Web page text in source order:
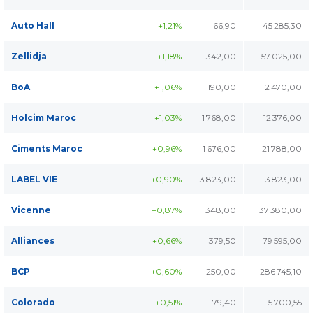
Auto Hall +1,21% 66,90 45 285,30
Zellidja +1,18% 342,00 57 025,00
BoA +1,06% 190,00 2 470,00
Holcim Maroc +1,03% 1 768,00 12 376,00
Ciments Maroc +0,96% 1 676,00 21 788,00
LABEL VIE +0,90% 3 823,00 3 823,00
Vicenne +0,87% 348,00 37 380,00
Alliances +0,66% 379,50 79 595,00
BCP +0,60% 250,00 286 745,10
Colorado +0,51% 79,40 5 700,55